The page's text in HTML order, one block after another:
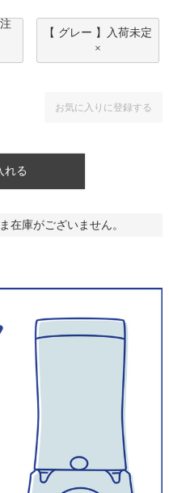
【 グレー 】入荷未定
×
お気に入りに登録する
れる
在庫がございません。